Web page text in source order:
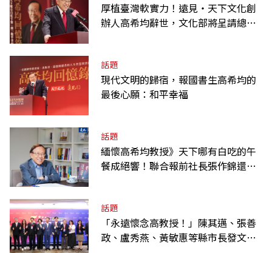
厚植臺灣軟實力！遠見‧天下文化創
辦人高希均辭世，文化部將呈請總統
話題
現代文明的歸宿，報國書生高希均的
最後心願：和平幸福
話題
緬懷高希均教授》天下哪有白吃的午
餐成絕響！聯合報前社長張作錦還原
話題
「永遠懷念高教授！」陳其邁、張善
政、盧秀燕、黃敏惠等縣市長發文弔